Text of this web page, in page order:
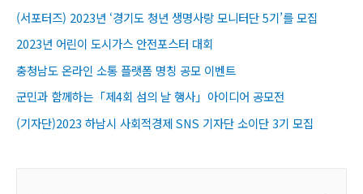
(서포터즈) 2023년 ‘경기도 청년 생명사랑 모니터단 5기’를 모집
2023년 어린이 도시가스 안전포스터 대회
충청남도 온라인 소통 플랫폼 명칭 공모 이벤트
군민과 함께하는「제4회 섬의 날 행사」아이디어 공모전
(기자단)2023 하남시 사회적경제 SNS 기자단 소이단 3기 모집